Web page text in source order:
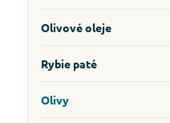
Olivové oleje
Rybie paté
Olivy